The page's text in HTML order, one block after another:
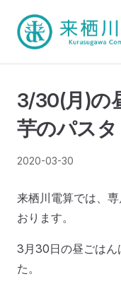
3/30(月)の
芋のパスタ
2020-03-30
来栖川電算では、
おります。
3月30日の昼ごはん
た。